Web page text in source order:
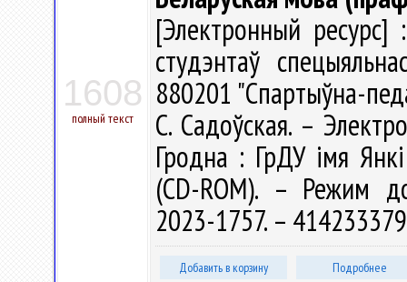
1608
полный текст
[Электронный ресурс]
студэнтаў
880201 "Спартыўна-
С. Садоўская. –
Гродна : ГрДУ імя
(CD-ROM). – Режим
2023-1757. –
Добавить в корзину Подробнее